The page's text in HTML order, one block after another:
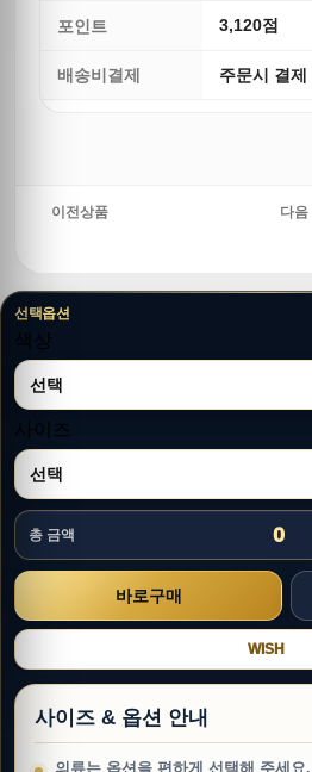
포인트 3,120점
배송비결제 주문시 결제
이전상품 다음
선택옵션
색상
사이즈
총 금액 0
WISH
사이즈 & 옵션 안내
의류는 옵션을 편하게 선택해 주세요.